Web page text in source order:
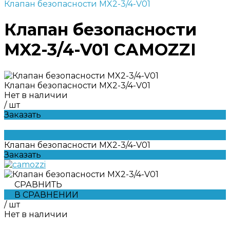
Клапан безопасности MX2-3/4-V01
Клапан безопасности
MX2-3/4-V01 CAMOZZI
Клапан безопасности MX2-3/4-V01
Нет в наличии
/ шт
Заказать
Клапан безопасности MX2-3/4-V01
Заказать
СРАВНИТЬ
В СРАВНЕНИИ
/ шт
Нет в наличии